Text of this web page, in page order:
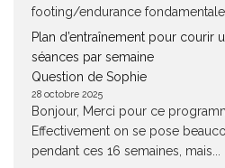
footing/endurance
Plan d’entraînement pour courir
séances par semaine
Question de Sophie
28 octobre 2025
Bonjour, Merci pour ce
Effectivement on se pose
pendant ces 16 semaines, mais...